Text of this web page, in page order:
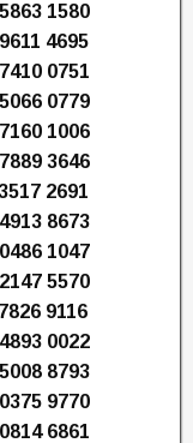
1580
4695
0751
0779
1006
3646
2691
8673
1047
5570
9116
0022
8793
9770
6861